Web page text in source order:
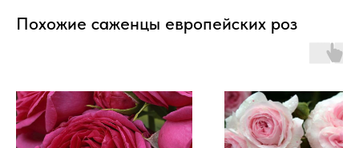
Похожие саженцы европейских роз